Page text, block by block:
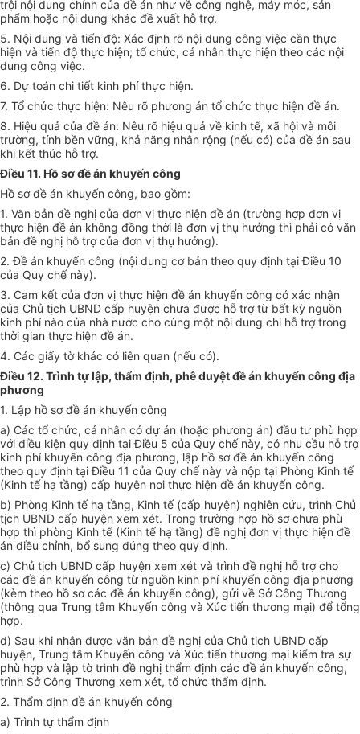
trội nội dung chính của đề án như về công nghệ, máy móc, sản
phẩm hoặc nội dung khác đề xuất hỗ trợ.
5. Nội dung và tiến độ: Xác định rõ nội dung công việc cần thực
hiện và tiến độ thực hiện; tổ chức, cá nhân thực hiện theo các nội
dung công việc.
6. Dự toán chi tiết kinh phí thực hiện.
7. Tổ chức thực hiện: Nêu rõ phương án tổ chức thực hiện đề án.
8. Hiệu quả của đề án: Nêu rõ hiệu quả về kinh tế, xã hội và môi
trường, tính bền vững, khả năng nhân rộng (nếu có) của đề án sau
khi kết thúc hỗ trợ.
Điều 11. Hồ sơ đề án khuyến công
Hồ sơ đề án khuyến công, bao gồm:
1. Văn bản đề nghị của đơn vị thực hiện đề án (trường hợp đơn vị
thực hiện đề án không đồng thời là đơn vị thụ hưởng thì phải có văn
bản đề nghị hỗ trợ của đơn vị thụ hưởng).
2. Đề án khuyến công (nội dung cơ bản theo quy định tại Điều 10
của Quy chế này).
3. Cam kết của đơn vị thực hiện đề án khuyến công có xác nhận
của Chủ tịch UBND cấp huyện chưa được hỗ trợ từ bất kỳ nguồn
kinh phí nào của nhà nước cho cùng một nội dung chi hỗ trợ trong
thời gian thực hiện đề án.
4. Các giấy tờ khác có liên quan (nếu có).
Điều 12. Trình tự lập, thẩm định, phê duyệt đề án khuyến công địa
phương
1. Lập hồ sơ đề án khuyến công
a) Các tổ chức, cá nhân có dự án (hoặc phương án) đầu tư phù hợp
với điều kiện quy định tại Điều 5 của Quy chế này, có nhu cầu hỗ trợ
kinh phí khuyến công địa phương, lập hồ sơ đề án khuyến công
theo quy định tại Điều 11 của Quy chế này và nộp tại Phòng Kinh tế
(Kinh tếhạ tầng) cấp huyện nơi thực hiện đề án khuyến công.
b) Phòng Kinh tế hạ tầng, Kinh tế (cấp huyện) nghiên cứu, trình Chủ
tịch UBND cấp huyện xem xét. Trong trường hợp hồ sơ chưa phù
hợp thì phòng Kinh tế (Kinh tế hạ tầng) đề nghị đơn vị thực hiện đề
án điều chỉnh, bổ sung đúng theo quy định.
c) Chủ tịch UBND cấp huyện xem xét và trình đề nghị hỗ trợ cho
các đề án khuyến công từ nguồn kinh phí khuyến công địa phương
(kèm theo hồ sơ các đề án khuyến công), gửi về Sở Công Thương
(thông qua Trung tâm Khuyến công và Xúc tiến thương mại) để tổng
hợp.
d) Sau khi nhận được văn bản đề nghị của Chủ tịch UBND cấp
huyện, Trung tâm Khuyến công và Xúc tiến thương mại kiểm tra sự
phù hợp và lập tờ trình đề nghị thẩm định các đề án khuyến công,
trình Sở Công Thương xem xét, tổ chức thẩm định.
2. Thẩm định đề án khuyến công
a) Trình tự thẩm định